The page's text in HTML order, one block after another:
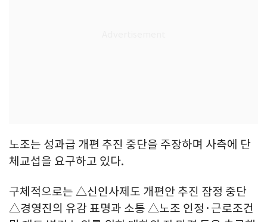
노조는 성과급 개편 추진 중단을 주장하며 사측에 단
체교섭을 요구하고 있다.
구체적으로는 △신인사제도 개편안 추진 잠정 중단
△경영진의 유감 표명과 소통 △노조 인정·근로조건